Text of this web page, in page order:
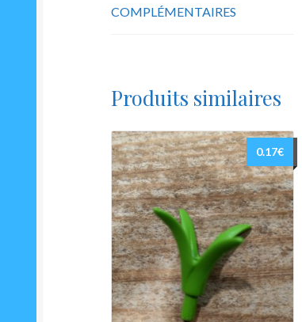
COMPLÉMENTAIRES
Produits similaires
0.17€